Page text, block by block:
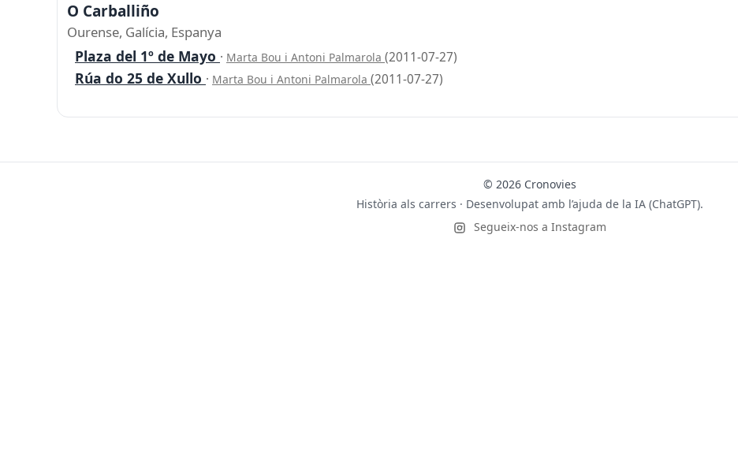
O Carballiño
Ourense, Galícia, Espanya
Plaza del 1º de Mayo · Marta Bou i Antoni Palmarola (2011-07-27)
Rúa do 25 de Xullo · Marta Bou i Antoni Palmarola (2011-07-27)
© 2026 Cronovies
Història als carrers · Desenvolupat amb l’ajuda de la IA (ChatGPT).
Segueix-nos a Instagram